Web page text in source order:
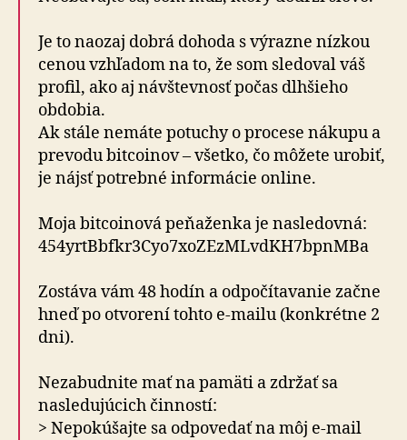
Je to naozaj dobrá dohoda s výrazne nízkou
cenou vzhľadom na to, že som sledoval váš
profil, ako aj návštevnosť počas dlhšieho
obdobia.
Ak stále nemáte potuchy o procese nákupu a
prevodu bitcoinov – všetko, čo môžete urobiť,
je nájsť potrebné informácie online.
Moja bitcoinová peňaženka je nasledovná:
454yrtBbfkr3Cyo7xoZEzMLvdKH7bpnMBa
Zostáva vám 48 hodín a odpočítavanie začne
hneď po otvorení tohto e-mailu (konkrétne 2
dni).
Nezabudnite mať na pamäti a zdržať sa
nasledujúcich činností:
> Nepokúšajte sa odpovedať na môj e-mail